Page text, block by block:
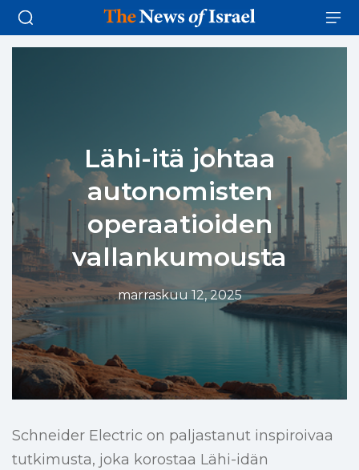
Lähi-itä johtaa
autonomisten
operaatioiden
vallankumousta
marraskuu 12, 2025
Schneider Electric on paljastanut inspiroivaa
tutkimusta, joka korostaa Lähi-idän